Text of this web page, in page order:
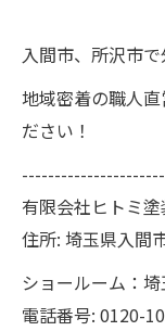
入間市、所沢市
地域密着の職人
ださい！
有限会社ヒトミ塗
住所: 埼玉県入間
ショールーム：
電話番号: 0120-